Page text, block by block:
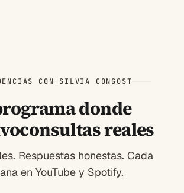
CON SILVIA CONGOST
donde
consultas reales
Respuestas honestas. Cada
en YouTube y Spotify.